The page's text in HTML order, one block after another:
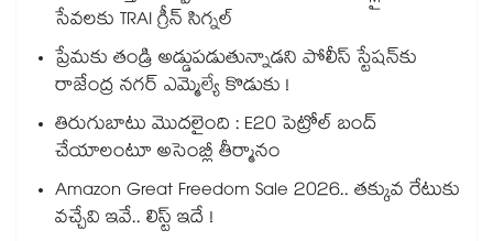
సేవలకు TRAI గ్రీన్ సిగ్నల్
ప్రేమకు తండ్రి అడ్డుపడుతున్నాడని పోలీస్ స్టేషన్⁪కు
రాజేంద్ర నగర్ ఎమ్మెల్యే కొడుకు !
తిరుగుబాటు మొదలైంది : E20 పెట్రోల్ బంద్
చేయాలంటూ అసెంబ్లీ తీర్మానం
Amazon Great Freedom Sale 2026.. తక్కువ రేటుకు
వచ్చేవి ఇవే.. లిస్ట్ ఇదే !